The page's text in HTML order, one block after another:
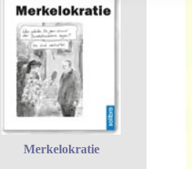
Merkelokratie